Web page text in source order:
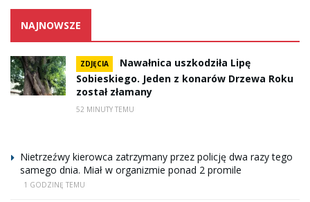
NAJNOWSZE
ZDJĘCIA
Nawałnica uszkodziła Lipę
Sobieskiego. Jeden z konarów Drzewa Roku
został złamany
52 MINUTY TEMU
Nietrzeźwy kierowca zatrzymany przez policję dwa razy tego
samego dnia. Miał w organizmie ponad 2 promile
1 GODZINĘ TEMU